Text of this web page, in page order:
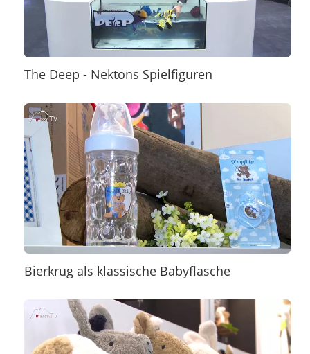
The Deep - Nektons Spielfiguren
Bierkrug als klassische Babyflasche